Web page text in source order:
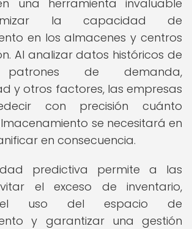
una herramienta invaluable
la capacidad de
en los almacenes y centros
Al analizar datos históricos de
patrones de demanda,
y otros factores, las empresas
con precisión cuánto
se necesitará en
en consecuencia.
predictiva permite a las
el exceso de inventario,
el uso del espacio de
y garantizar una gestión